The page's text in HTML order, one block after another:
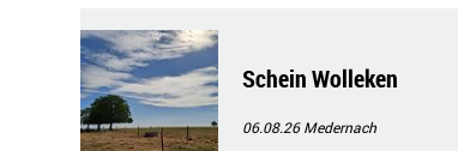
Schein Wolleken
06.08.26Medernach